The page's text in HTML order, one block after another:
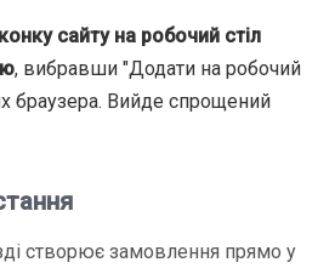
сайту на робочий стіл
, вибравши "Додати на робочий
браузера. Вийде спрощений
створює замовлення прямо у